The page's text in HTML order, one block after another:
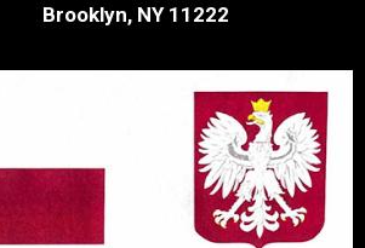
Brooklyn, NY 11222